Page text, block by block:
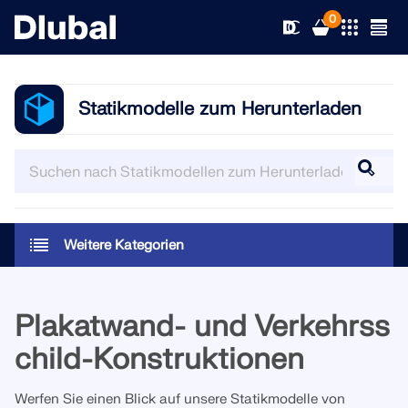
0
Anwendungsbereiche
Online-Dienste
RFEM 6
Die einzige FEA-Software, die Sie für Ihre Projekte
brauchen
Support
Schulungen
Service
Neuigkeiten
Schulungen
Ressourcen
Vollversion herunterladen
Bildung
Statikmodelle zum Herunterladen
Weitere Kategorien
Plakatwand- und Verkehrss
child-Konstruktionen
Werfen Sie einen Blick auf unsere Statikmodelle von